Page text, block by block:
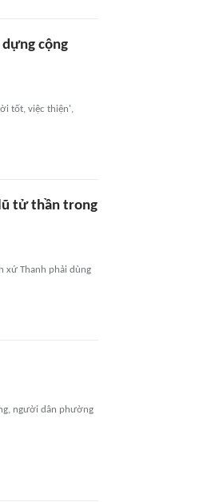
cộng
tốt, việc thiện',
tử thần trong
xứ Thanh phải dùng
người dân phường